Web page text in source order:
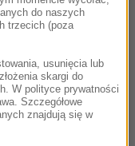
do naszych
trzecich (poza
usunięcia lub
skargi do
W polityce prywatności
Szczegółowe
znajdują się w